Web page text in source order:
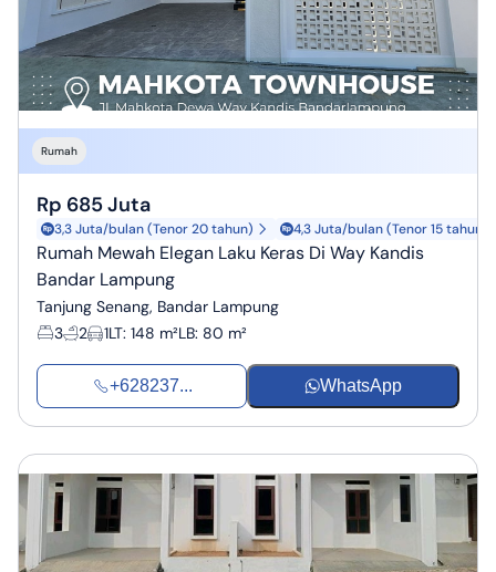
Rumah
Rp 685 Juta
3,3 Juta/bulan (Tenor 20 tahun) 4,3 Juta/bulan (Tenor 15 tahun)
Rumah Mewah Elegan Laku Keras Di Way Kandis
Bandar Lampung
Tanjung Senang, Bandar Lampung
3
2 1LT: 148 m²LB: 80 m²
+628237... WhatsApp